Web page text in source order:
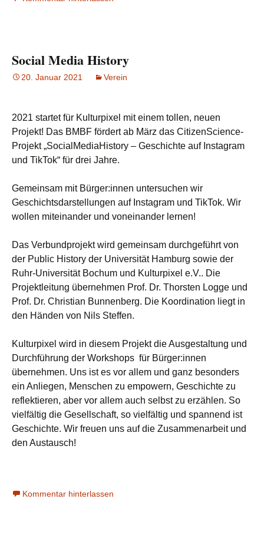
Social Media History
20. Januar 2021 Verein
2021 startet für Kulturpixel mit einem tollen, neuen
Projekt! Das BMBF fördert ab März das CitizenScience-
Projekt „SocialMediaHistory – Geschichte auf Instagram
und TikTok“ für drei Jahre.
Gemeinsam mit Bürger:innen untersuchen wir
Geschichtsdarstellungen auf Instagram und TikTok. Wir
wollen miteinander und voneinander lernen!
Das Verbundprojekt wird gemeinsam durchgeführt von
der Public History der Universität Hamburg sowie der
Ruhr-Universität Bochum und Kulturpixel e.V.. Die
Projektleitung übernehmen Prof. Dr. Thorsten Logge und
Prof. Dr. Christian Bunnenberg. Die Koordination liegt in
den Händen von Nils Steffen.
Kulturpixel wird in diesem Projekt die Ausgestaltung und
Durchführung der Workshops für Bürger:innen
übernehmen. Uns ist es vor allem und ganz besonders
ein Anliegen, Menschen zu empowern, Geschichte zu
reflektieren, aber vor allem auch selbst zu erzählen. So
vielfältig die Gesellschaft, so vielfältig und spannend ist
Geschichte. Wir freuen uns auf die Zusammenarbeit und
den Austausch!
Kommentar hinterlassen